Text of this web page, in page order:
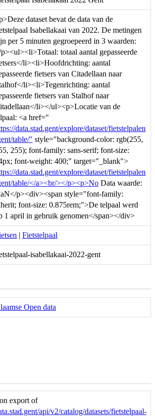
dataset bevat de data van de
Isabellakaai van 2022. De metingen
per 5 minuten gegroepeerd in 3 waarden:
totaal aantal gepasseerde
li><li>Hoofdrichting: aantal
fietsers van Citadellaan naar
li><li>Tegenrichting: aantal
fietsers van Stalhof naar
li></ul><p>Locatie van de
<a href="
data.stad.gent/explore/dataset/fietstelpalen
table/" style="background-color: rgb(255,
255); font-family: sans-serif; font-size:
font-weight: 400;" target="_blank">
data.stad.gent/explore/dataset/fietstelpalen
table/</a><br/></p><p>No Data waarde:
p><div><span style="font-family:
font-size: 0.875rem;">De telpaal werd
1 april in gebruik genomen</span></div>
| Fietstelpaal
isabellakaai-2022-gent
Open data
export of
api/v2/catalog/datasets/fietstelpaal-